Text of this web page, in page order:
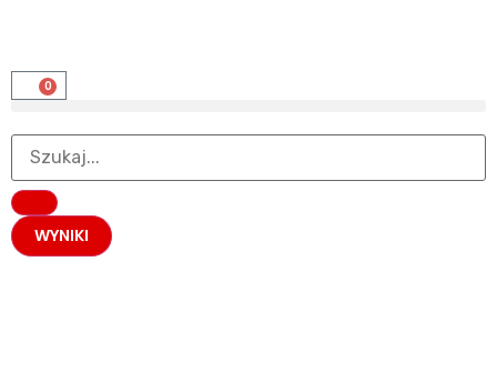
0
WYNIKI